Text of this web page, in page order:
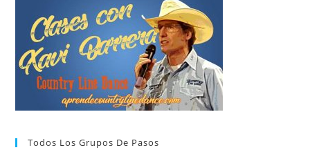
Todos Los Grupos De Pasos